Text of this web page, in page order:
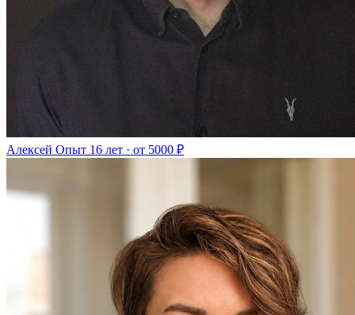
Алексей Опыт 16 лет · от 5000 ₽